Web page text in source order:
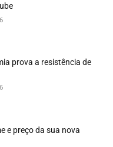
prova a resistência de
e preço da sua nova